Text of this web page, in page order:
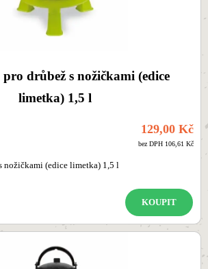
drůbež s nožičkami (edice
limetka) 1,5 l
129,00 Kč
bez DPH 106,61 Kč
nožičkami (edice limetka) 1,5 l
KOUPIT